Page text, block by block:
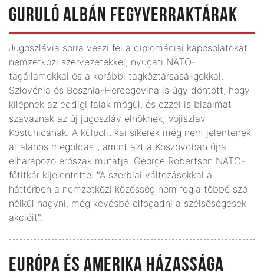
GURULÓ ALBÁN FEGYVERRAKTÁRAK
Jugoszlávia sorra veszi fel a diplomáciai kapcsolatokat
nemzetközi szervezetekkel, nyugati NATO-
tagállamokkal és a korábbi tagköztársasá-gokkal.
Szlovénia és Bosznia-Hercegovina is úgy döntött, hogy
kilépnek az eddigi falak mögül, és ezzel is bizalmat
szavaznak az új jugoszláv elnöknek, Vojiszlav
Kostunicának. A külpolitikai sikerek még nem jelentenek
általános megoldást, amint azt a Koszovóban újra
elharapózó erőszak mutatja. George Robertson NATO-
főtitkár kijelentette: "A szerbiai változásokkal a
háttérben a nemzetközi közösség nem fogja többé szó
nélkül hagyni, még kevésbé elfogadni a szélsőségesek
akcióit".
EURÓPA ÉS AMERIKA HÁZASSÁGA